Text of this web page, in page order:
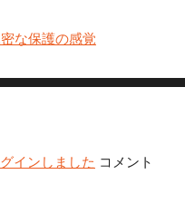
な保護の感覚
インしました コメント